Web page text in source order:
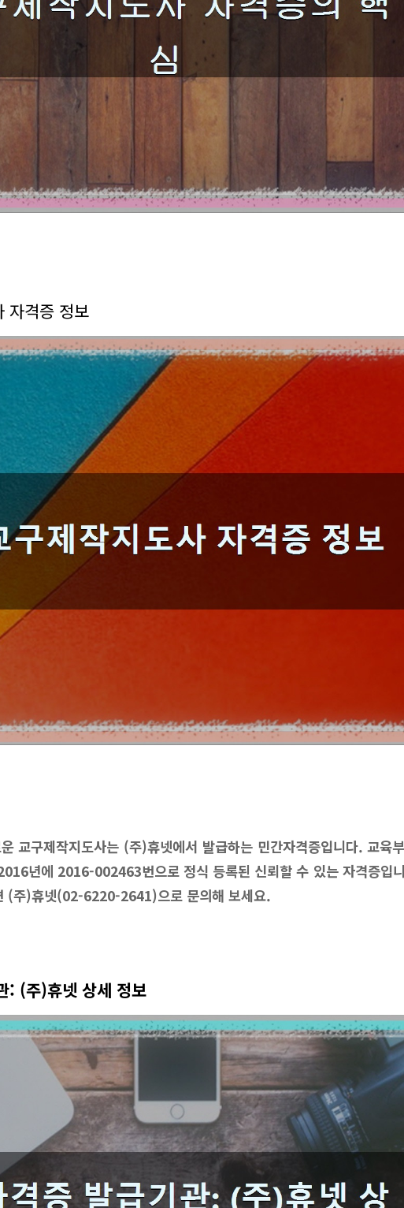
자격증 정보
교구제작지도사는 (주)휴넷에서 발급하는 민간자격증입니다. 교육
년에 2016-002463번으로 정식 등록된 신뢰할 수 있는 자격증입
(주)휴넷(02-6220-2641)으로 문의해 보세요.
: (주)휴넷 상세 정보